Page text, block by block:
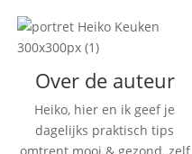
Over de auteur
Heiko, hier en ik geef je
dagelijks praktisch tips